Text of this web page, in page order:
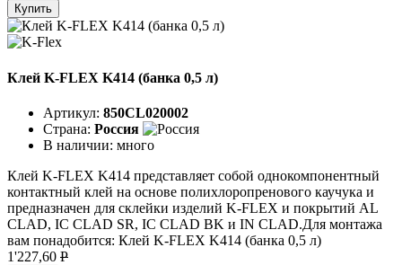
Купить
Клей K-FLEX K414 (банка 0,5 л)
Артикул: 850CL020002
Страна: Россия
В наличии: много
Клей K-FLEX K414 представляет собой однокомпонентный
контактный клей на основе полихлоропренового каучука и
предназначен для склейки изделий K-FLEX и покрытий AL
CLAD, IC CLAD SR, IC CLAD BK и IN CLAD.Для монтажа
вам понадобится: Клей K-FLEX K414 (банка 0,5 л)
1'227,60 P